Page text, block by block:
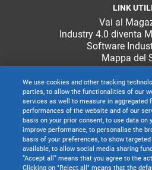
LINK UTILI
Vai al
Industry 4.0 diventa
Software
Mappa del
We use cookies and other tracking
parties, to allow the functionalities of our
services as well to measure in aggregated
performances of the website and of our
basis on your prior consent, to use data on
improve performance, to personalise the
basis of your preferences, to show
available, to allow social media sharing
“Accept all” means that you agree to the
Clicking on "Reject all" means that the